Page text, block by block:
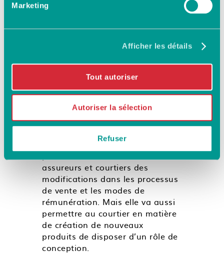
Marketing
Afficher les détails
Tout autoriser
Autoriser la sélection
Refuser
Cette directive vient renforcer le
rôle de conseil du courtier et doit
comme un moyen
supplémentaire de valoriser le
rôle de courtiers.
Elle intègre une égalité de
traitement entre les réseaux de
distribution et entre les
opérateurs. Elle va nécessiter
pour l’ensemble des distributeurs
assureurs et courtiers des
modifications dans les processus
de vente et les modes de
rémunération. Mais elle va aussi
permettre au courtier en matière
de création de nouveaux
produits de disposer d’un rôle de
conception.